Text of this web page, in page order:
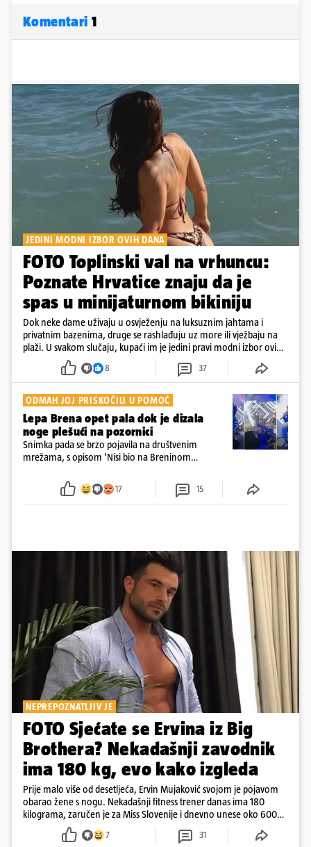
Komentari 1
JEDINI MODNI IZBOR OVIH DANA
FOTO Toplinski val na vrhuncu:
Poznate Hrvatice znaju da je
spas u minijaturnom bikiniju
Dok neke dame uživaju u osvježenju na luksuznim jahtama i
privatnim bazenima, druge se rashlađuju uz more ili vježbaju na
plaži. U svakom slučaju, kupaći im je jedini pravi modni izbor ovih
8 37
ODMAH JOJ PRISKOČILI U POMOĆ
Lepa Brena opet pala dok je dizala
noge plešući na pozornici
Snimka pada se brzo pojavila na društvenim
mrežama, s opisom 'Nisi bio na Breninom
Srećom, pjevačica se nije ozlijedila nego je s
osmijehom nastavila pjevati
17 15
NEPREPOZNATLJIV JE
FOTO Sjećate se Ervina iz Big
Brothera? Nekadašnji zavodnik
ima 180 kg, evo kako izgleda
Prije malo više od desetljeća, Ervin Mujaković svojom je pojavom
obarao žene s nogu. Nekadašnji fitness trener danas ima 180
kilograma, zaručen je za Miss Slovenije i dnevno unese oko 6000
7 31